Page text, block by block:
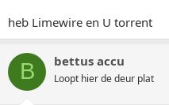
heb Limewire en U torrent
B bettus accu
Loopt hier de deur plat